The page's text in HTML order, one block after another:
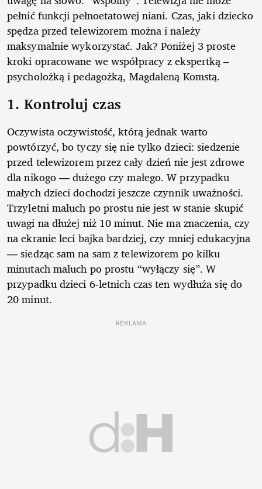
pełnić funkcji pełnoetatowej niani. Czas, jaki dziecko
spędza przed telewizorem można i należy
maksymalnie wykorzystać. Jak? Poniżej 3 proste
kroki opracowane we współpracy z ekspertką –
psycholożką i pedagożką, Magdaleną Komstą.
1. Kontroluj czas
Oczywista oczywistość, którą jednak warto
powtórzyć, bo tyczy się nie tylko dzieci: siedzenie
przed telewizorem przez cały dzień nie jest zdrowe
dla nikogo — dużego czy małego. W przypadku
małych dzieci dochodzi jeszcze czynnik uważności.
Trzyletni maluch po prostu nie jest w stanie skupić
uwagi na dłużej niż 10 minut. Nie ma znaczenia, czy
na ekranie leci bajka bardziej, czy mniej edukacyjna
— siedząc sam na sam z telewizorem po kilku
minutach maluch po prostu “wyłączy się”. W
przypadku dzieci 6-letnich czas ten wydłuża się do
20 minut.
REKLAMA